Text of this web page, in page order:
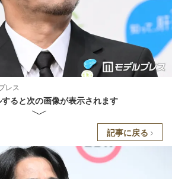
レス
ると次の画像が表示されます
記事に戻る